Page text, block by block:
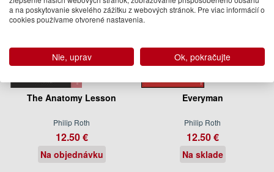
The Anatomy Lesson
Philip Roth
12.50 €
Na objednávku
Everyman
Philip Roth
12.50 €
Na sklade
a na poskytovanie skvelého zážitku z webových stránok. Pre viac informácií o
cookies používame otvorené nastavenia.
Nie, uprav Ok, pokračujte